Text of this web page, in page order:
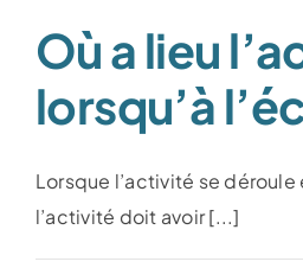
Où a lieu
lorsqu’à
Lorsque l’activité se
l’activité doit avoir [...]